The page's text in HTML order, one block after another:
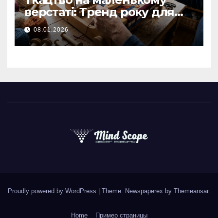
верстаті: Тренд року для
творчих людей
08.01.2026
Proudly powered by WordPress Theme: Newspaperex by Themeansar.
Home Пример страницы